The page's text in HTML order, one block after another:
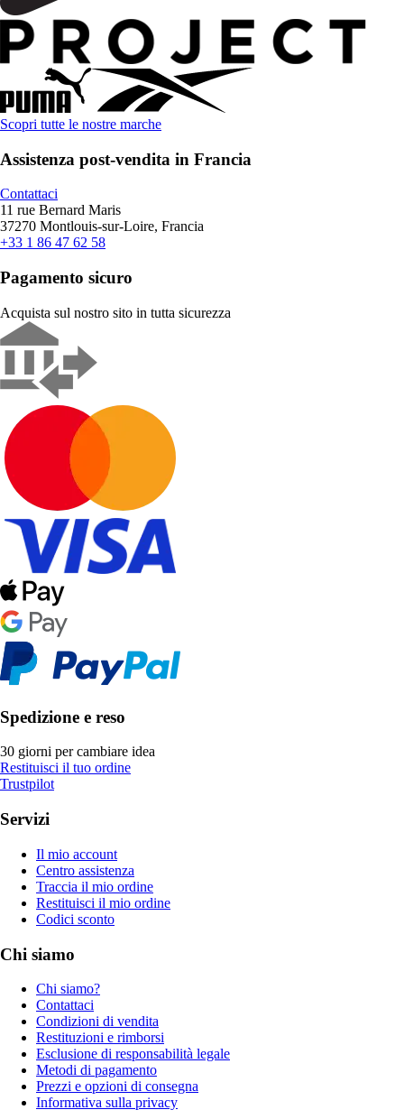
Scopri tutte le nostre marche
Assistenza post-vendita in Francia
Contattaci
11 rue Bernard Maris
37270 Montlouis-sur-Loire, Francia
+33 1 86 47 62 58
Pagamento sicuro
Acquista sul nostro sito in tutta sicurezza
Spedizione e reso
30 giorni per cambiare idea
Restituisci il tuo ordine
Trustpilot
Servizi
Il mio account
Centro assistenza
Traccia il mio ordine
Restituisci il mio ordine
Codici sconto
Chi siamo
Chi siamo?
Contattaci
Condizioni di vendita
Restituzioni e rimborsi
Esclusione di responsabilità legale
Metodi di pagamento
Prezzi e opzioni di consegna
Informativa sulla privacy